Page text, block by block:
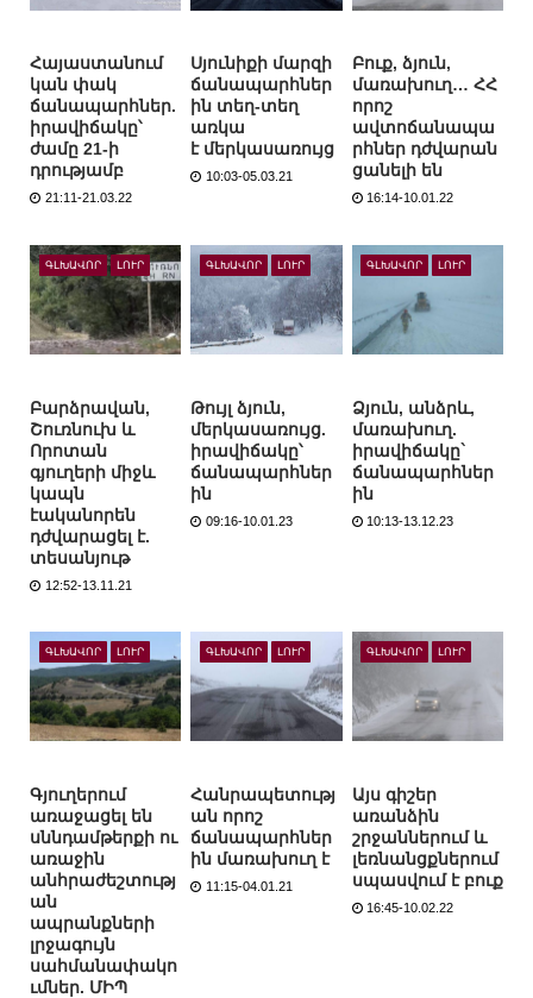
Հայաստանում
կան փակ
ճանապարհներ.
իրավիճակը՝
ժամը 21-ի
դրությամբ
21:11-21.03.22
Սյունիքի մարզի
ճանապարհներ
ին տեղ-տեղ
առկա
է մերկասառույց
10:03-05.03.21
Բուք, ձյուն,
մառախուղ… ՀՀ
որոշ
ավտոճանապա
րհներ դժվարան
ցանելի են
16:14-10.01.22
ԳԼԽԱՎՈՐ ԼՈՒՐ
Բարձրավան,
Շուռնուխ և
Որոտան
գյուղերի միջև
կապն
էականորեն
դժվարացել է.
տեսանյութ
12:52-13.11.21
ԳԼԽԱՎՈՐ ԼՈՒՐ
Թույլ ձյուն,
մերկասառույց.
իրավիճակը՝
ճանապարհներ
ին
09:16-10.01.23
ԳԼԽԱՎՈՐ ԼՈՒՐ
Ձյուն, անձրև,
մառախուղ.
իրավիճակը`
ճանապարհներ
ին
10:13-13.12.23
ԳԼԽԱՎՈՐ ԼՈՒՐ
Գյուղերում
առաջացել են
սննդամթերքի ու
առաջին
անհրաժեշտությ
ան
ապրանքների
լրջագույն
սահմանափակո
ւմներ. ՄԻՊ
ԳԼԽԱՎՈՐ ԼՈՒՐ
Հանրապետությ
ան որոշ
ճանապարհներ
ին մառախուղ է
11:15-04.01.21
ԳԼԽԱՎՈՐ ԼՈՒՐ
Այս գիշեր
առանձին
շրջաններում և
լեռնանցքներում
սպասվում է բուք
16:45-10.02.22